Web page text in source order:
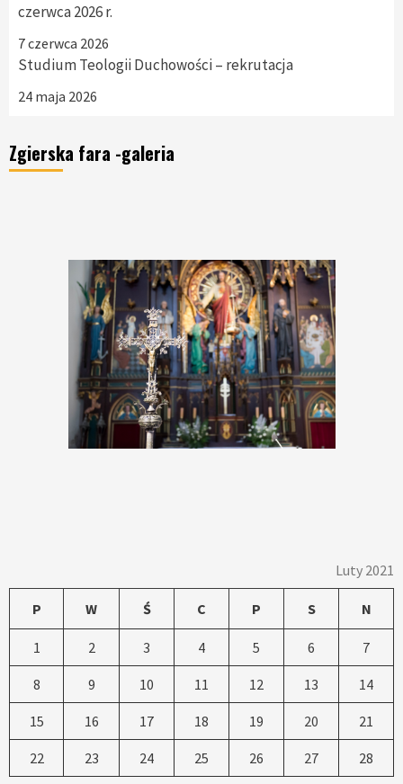
czerwca 2026 r.
7 czerwca 2026
Studium Teologii Duchowości – rekrutacja
24 maja 2026
Zgierska fara -galeria
Luty 2021
P W Ś C P S N
1 2 3 4 5 6 7
8 9 10 11 12 13 14
15 16 17 18 19 20 21
22 23 24 25 26 27 28